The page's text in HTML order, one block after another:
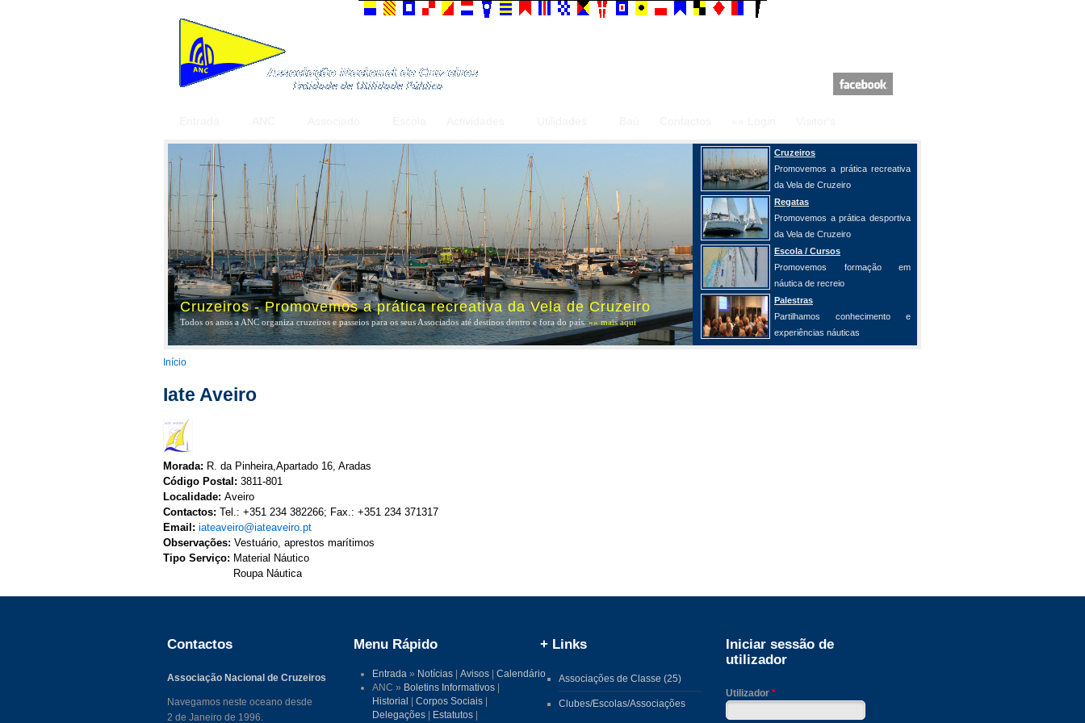
Cruzeiros
Promovemos a prática recreativa
da Vela de Cruzeiro
Regatas
Promovemos a prática desportiva
da Vela de Cruzeiro
Escola / Cursos
Promovemos formação em
náutica de recreio
Palestras
Partilhamos conhecimento e
experiências náuticas
Cruzeiros - Promovemos a prática recreativa da Vela de Cruzeiro
Todos os anos a ANC organiza cruzeiros e passeios para os seus Associados até destinos dentro e fora do país.»» mais aqui
You are here
Início
Iate Aveiro
Morada: R. da Pinheira,Apartado 16, Aradas
Código Postal: 3811-801
Localidade: Aveiro
Contactos: Tel.: +351 234 382266; Fax.: +351 234 371317
Email: iateaveiro@iateaveiro.pt
Observações: Vestuário, aprestos marítimos
Tipo Serviço: Material Náutico
Roupa Náutica
Contactos
Associação Nacional de Cruzeiros
Navegamos neste oceano desde
2 de Janeiro de 1996.
Menu Rápido
Entrada » Notícias |Avisos |Calendário
ANC » Boletins Informativos
Historial
|Corpos Sociais
Delegações
Estatutos
+ Links
Associações de Classe (25)
Clubes/Escolas/Associações
Iniciar sessão de
utilizador
Utilizador*